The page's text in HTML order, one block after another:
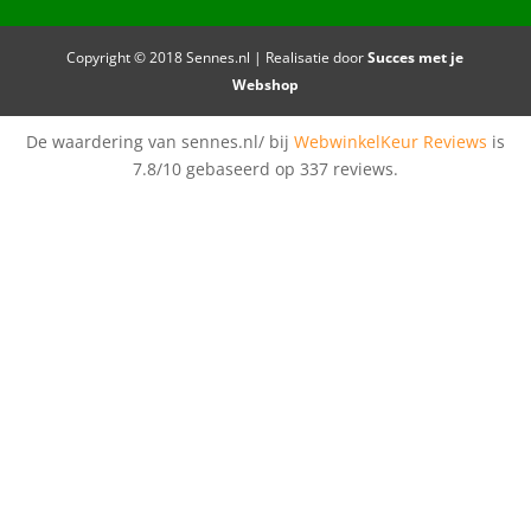
Copyright © 2018 Sennes.nl | Realisatie doorSucces met je
Webshop
De waardering van sennes.nl/ bij WebwinkelKeur Reviews is
7.8/10 gebaseerd op 337 reviews.